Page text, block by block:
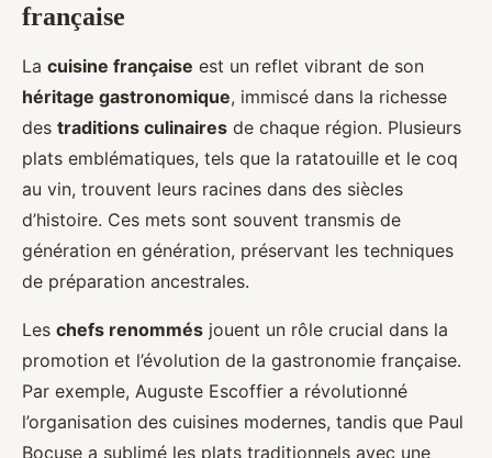
française
La cuisine française est un reflet vibrant de son
héritage gastronomique, immiscé dans la richesse
des traditions culinaires de chaque région. Plusieurs
plats emblématiques, tels que la ratatouille et le coq
au vin, trouvent leurs racines dans des siècles
d’histoire. Ces mets sont souvent transmis de
génération en génération, préservant les techniques
de préparation ancestrales.
Les chefs renommés jouent un rôle crucial dans la
promotion et l’évolution de la gastronomie française.
Par exemple, Auguste Escoffier a révolutionné
l’organisation des cuisines modernes, tandis que Paul
Bocuse a sublimé les plats traditionnels avec une